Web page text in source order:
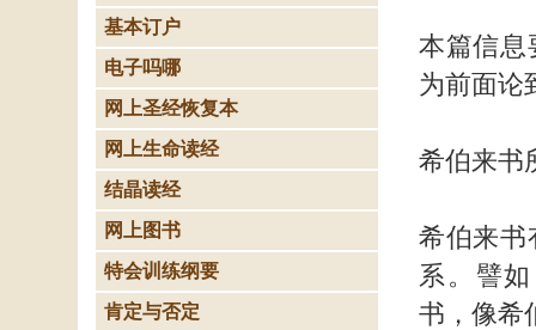
本篇信息
为前面论
希伯来书
希伯来书
系。譬
书，像希
基本订户
电子吗哪
网上圣经恢复本
网上生命读经
结晶读经
网上图书
特会训练纲要
肯定与否定